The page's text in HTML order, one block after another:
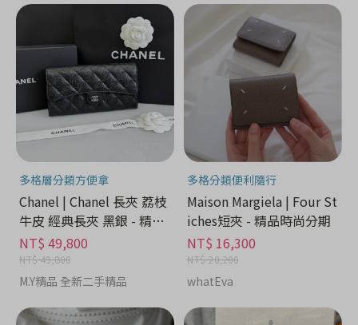
多格層分類方便拿
Chanel | Chanel 長夾 荔枝
牛皮 經典長夾 黑銀 - 精品
時尚分期
NT$ 49,800
NT$ 49,800
M.Y精品 全新二手精品
多格分類便利隨行
Maison Margiela | Four St
iches短夾 - 精品時尚分期
NT$ 16,300
NT$ 20,200
whatEva